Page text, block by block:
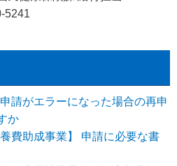
請がエラーになった場合の再申
か
費助成事業】 申請に必要な書